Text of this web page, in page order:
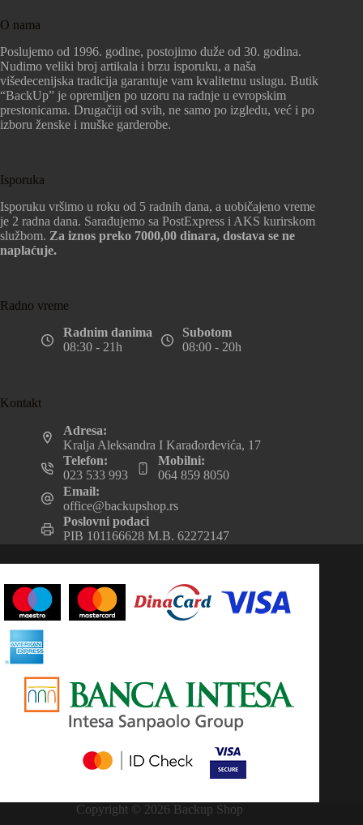
O nama
Poslujemo od 1996. godine, postojimo duže od 30. godina.
Nudimo veliki broj artikala i brzu isporuku, a naša
višedecenijska tradicija garantuje vam kvalitetnu uslugu. Butik
“BackUp” je opremljen po uzoru na radnje u evropskim
prestonicama. Drugačiji od svih, ne samo po izgledu, već i po
izboru ženske i muške garderobe.
Isporuka
Isporuku vršimo u roku od 5 radnih dana, a uobičajeno vreme
je 2 radna dana. Sarađujemo sa PostExpress i AKS kurirskom
službom. Za iznos preko 7000,00 dinara, dostava se ne
naplaćuje.
Radno vreme
Radnim danima
08:30 - 21h
Subotom
08:00 - 20h
Kontakt
Adresa:
Kralja Aleksandra I Karađorđevića, 17
Telefon:
023 533 993
Mobilni:
064 859 8050
Email:
office@backupshop.rs
Poslovni podaci
PIB 101166628 M.B. 62272147
Copyright © 2026 Backup Shop